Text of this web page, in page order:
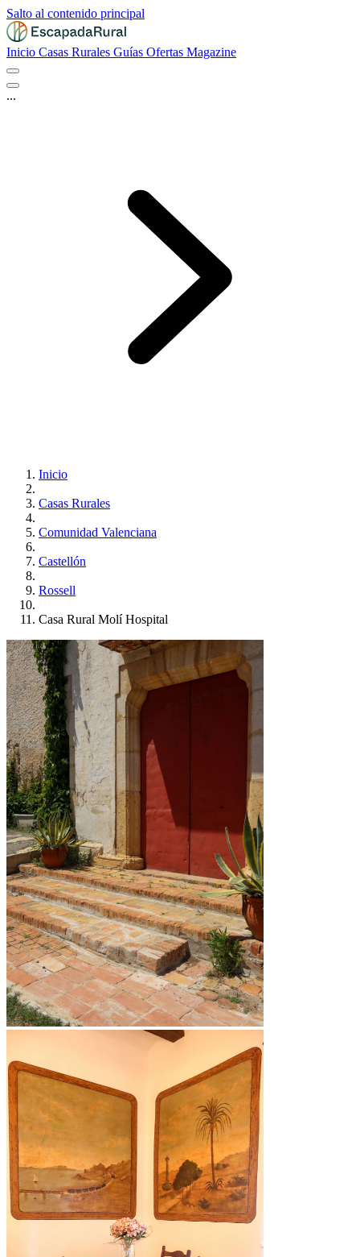
Salto al contenido principal
Inicio Casas Rurales Guías Ofertas Magazine
...
Inicio
Casas Rurales
Comunidad Valenciana
Castellón
Rossell
Casa Rural Molí Hospital